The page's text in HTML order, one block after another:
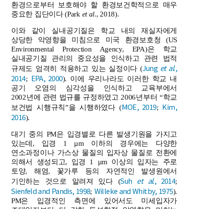
환경으로부터 보호해야 할 환경보건학적으로 매우
중요한 집단이다 (Park et al., 2018).
이와 같이 실내공기질은 학교 내의 재실자에게
상당한 악영향을 미침으로 미국 환경보호청 (US
Environmental Protection Agency, EPA)은 학교
실내공기질 관리의 중요성을 인식하고 관련 법적
규제도 엄격히 적용하고 있는 실정이다 (Jung et al.,
2014; EPA, 2000). 이에 우리나라도 이러한 학교 내
공기 오염의 심각성을 인식하고 교육부에서
2002년에 관련 법규를 규정하였고 2006년부터 “학교
보건법 시행규칙”을 시행하였다 (MOE, 2019; Kim,
2016).
대기 중의 PM은 입경별로 다른 발생기원을 가지고
있는데, 입경 1 µm 이하의 경우에는 다양한
연소과정이나 가스상 물질의 입자상 물질로 전환에
의해서 생성되고, 입경 1 µm 이상의 입자는 주로
토양, 해염, 꽃가루 등의 자연적인 발생원에서
기인하는 것으로 알려져 있다 (Suh et al., 2014;
Sienfeld and Pandis, 1998; Willeke and Whitby, 1975).
PM은 입경적인 측면에 있어서도 미세입자가